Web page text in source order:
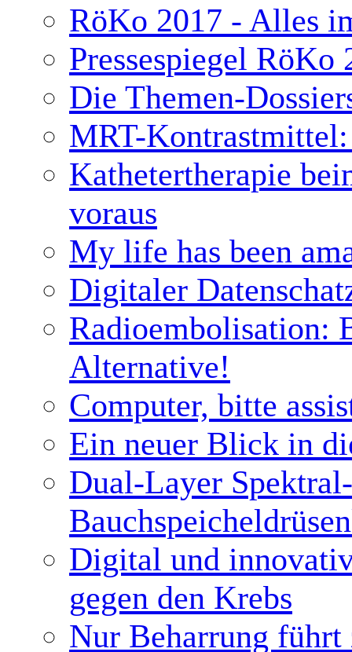
RöKo 2017 - Alles
Pressespiegel RöKo
Die Themen-
MRT-
Kathetertherapie
voraus
My life has been
Digitaler
Radioembolisation:
Alternative!
Computer, bitte
Ein neuer Blick in
Dual-Layer
Digital und
gegen den Krebs
Nur Beharrung